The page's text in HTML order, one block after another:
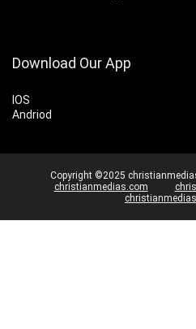
Download Our App
IOS
Andriod
Copyright ©2025
christianmedias.com